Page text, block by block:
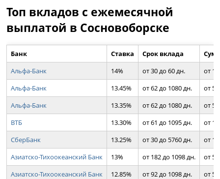
Топ вкладов с ежемесячной
выплатой в Сосновоборске
Банк Ставка Срок вклада
Альфа-Банк
14% от 30 до 60 дн.
от 1
Альфа-Банк
13.45% от 62 до 1080 дн.
от
Альфа-Банк
13.35% от 62 до 1080 дн.
от
ВТБ
13.30% от 61 до 1095 дн.
от
СберБанк
13.25% от 30 до 5760 дн.
от
Азиатско-Тихоокеанский Банк
13% от 182 до 1098 дн.
от
Азиатско-Тихоокеанский Банк
12.85% от 92 до 1098 дн.
от